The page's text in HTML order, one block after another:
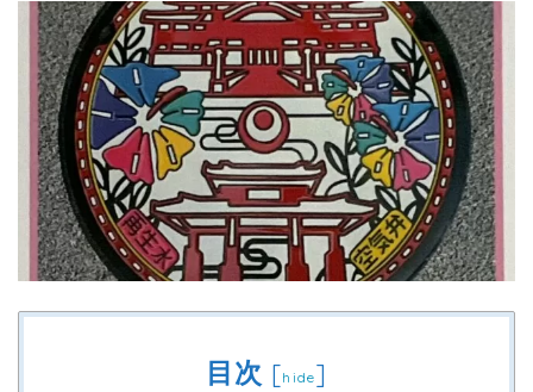
目次 [hide]